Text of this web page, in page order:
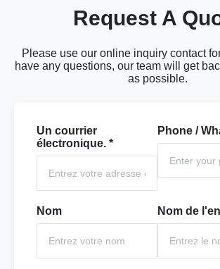
Request A
Please use our online inquiry contact
have any questions, our team will get
as possible.
Un courrier
électronique. *
Phone /
Nom Nom de